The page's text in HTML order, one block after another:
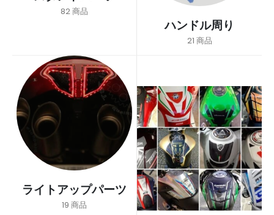
82商品
ハンドル周り
21 商品
ライトアップパーツ
19 商品